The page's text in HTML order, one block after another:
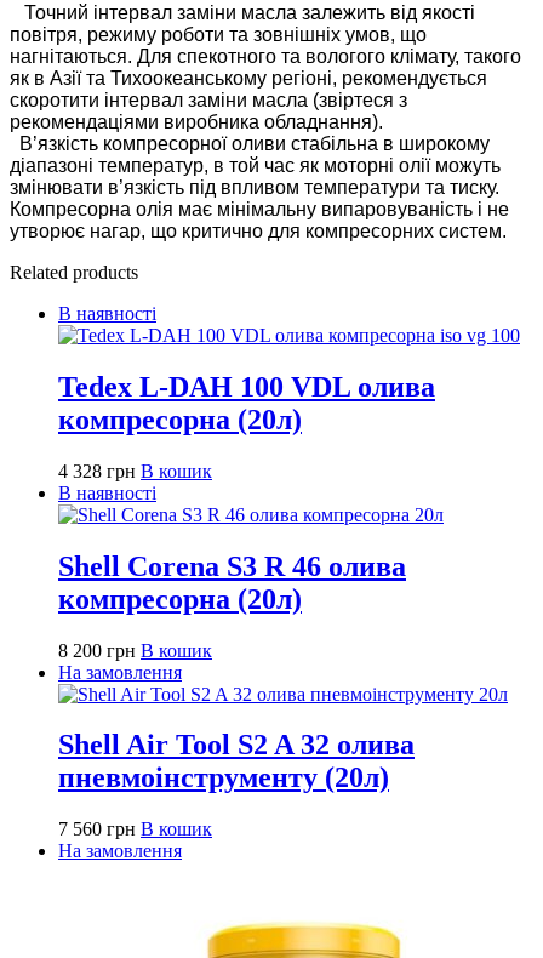
Точний інтервал заміни масла залежить від якості
повітря, режиму роботи та зовнішніх умов, що
нагнітаються. Для спекотного та вологого клімату, такого
як в Азії та Тихоокеанському регіоні, рекомендується
скоротити інтервал заміни масла (звіртеся з
рекомендаціями виробника обладнання).
В’язкість компресорної оливи стабільна в широкому
діапазоні температур, в той час як моторні олії можуть
змінювати в’язкість під впливом температури та тиску.
Компресорна олія має мінімальну випаровуваність і не
утворює нагар, що критично для компресорних систем.
Related products
В наявності
Tedex L-DAH 100 VDL олива
компресорна (20л)
4 328 грн В кошик
В наявності
Shell Corena S3 R 46 олива
компресорна (20л)
8 200 грн В кошик
На замовлення
Shell Air Tool S2 A 32 олива
пневмоінструменту (20л)
7 560 грн В кошик
На замовлення